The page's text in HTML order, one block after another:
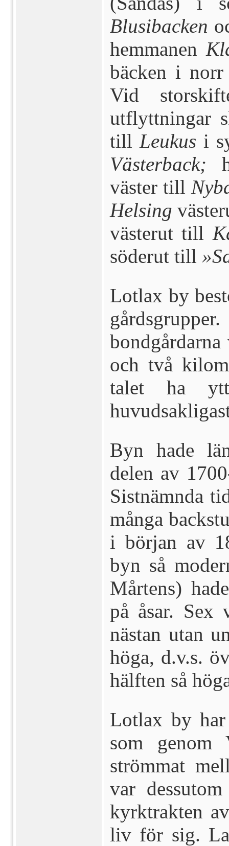
Blusibacken
hemmanen
bäcken i
Vid
utflyttningar
till Leukus i
Västerback;
väster till
Helsing
västerut till
söderut till
Lotlax by
och två
talet ha
Byn hade
delen av
Sistnämnda
många
i början av
byn så
Mårtens)
på åsar. Sex
nästan utan
höga, d.v.s.
hälften så
Lotlax by
som genom
strömmat
var
kyrktrakten
liv för sig.